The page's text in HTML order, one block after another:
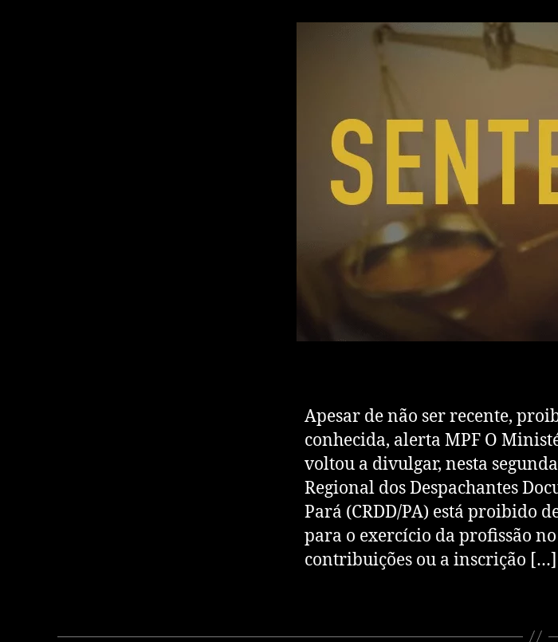
Apesar de não ser recente,
conhecida, alerta MPF O
voltou a divulgar, nesta
Regional dos Despachantes
Pará (CRDD/PA) está proibido
para o exercício da profissão
contribuições ou a inscrição […]